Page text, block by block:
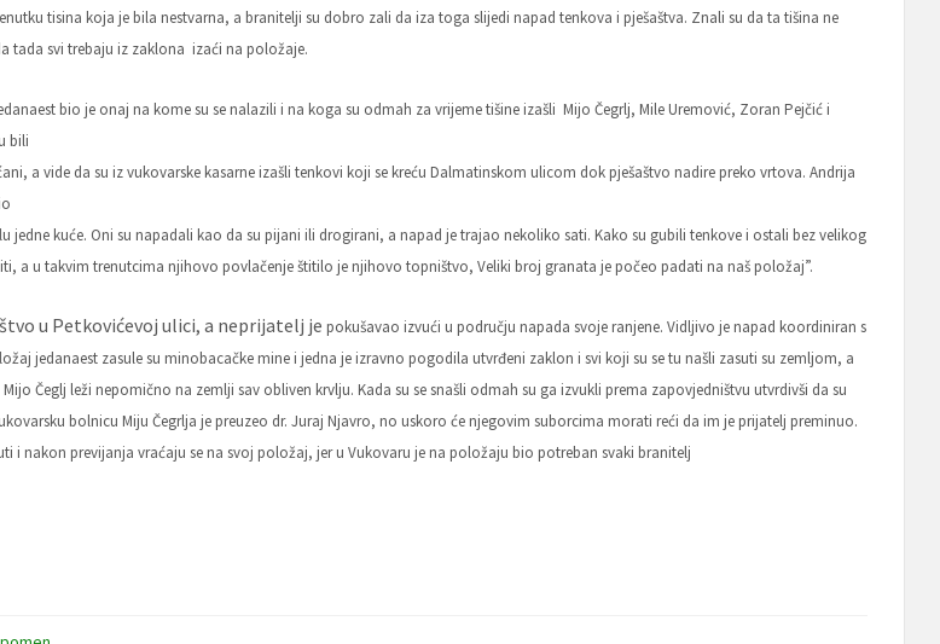
tisina koja je bila nestvarna, a branitelji su dobro zali da iza toga slijedi napad tenkova i pješaštva. Znali su da ta tišina ne
tada svi trebaju iz zaklona izaći na položaje.
bio je onaj na kome su senalazili i na koga su odmah za vrijeme tišine izašli Mijo Čegrlj, Mile Uremović, Zoran Pejčić i
bili
a vide da su iz vukovarske kasarne izašli tenkovi koji se kreću Dalmatinskom ulicom dok pješaštvo nadire preko vrtova. Andrija
jedne kuće. Oni su napadali kao da su pijani ili drogirani, a napad je trajao nekoliko sati. Kako su gubili tenkove i ostali bez velikog
a u takvim trenutcima njihovo povlačenje štitilo je njihovo topništvo, Veliki broj granata je počeo padati na naš položaj”.
u Petkovićevoj ulici, a neprijatelj jepokušavao izvući u području napada svoje ranjene. Vidljivo je napad koordiniran s
jedanaest zasule su minobacačke mine i jedna je izravno pogodila utvrđeni zaklon i svi koji su se tu našli zasuti su zemljom, a
Čeglj leži nepomično na zemlji sav obliven krvlju. Kada su se snašli odmah su ga izvukli prema zapovjedništvu utvrdivši da su
bolnicu Miju Čegrlja je preuzeo dr. Juraj Njavro, no uskoro će njegovim suborcima morati reći da im je prijatelj preminuo.
i nakon previjanja vraćaju se na svoj položaj, jer u Vukovaru je na položaju bio potreban svaki branitelj